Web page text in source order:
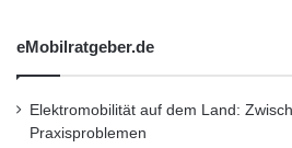
Praxiserfahrung mit
die Möglichkeit, problemlos
eMobilratgeber.de
Elektromobilität auf dem Land:
Praxisproblemen